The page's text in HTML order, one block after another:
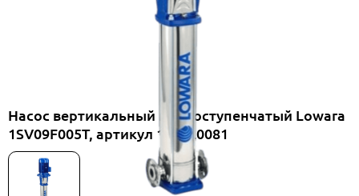
Насос вертикальный многоступенчатый Lowara
1SV09F005T, артикул 1016L0081